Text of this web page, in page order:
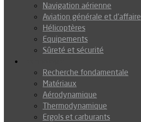
Navigation aérienne
Aviation générale et d’affaire
Hélicoptères
Equipements
Sûreté et sécurité
Recherche fondamentale
Matériaux
Aérodynamique
Thermodynamique
Ergols et carburants